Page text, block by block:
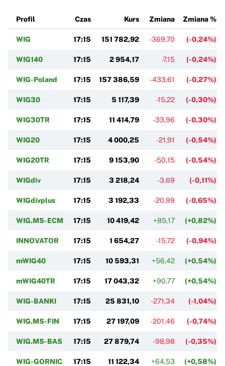
Profil Czas Kurs Zmiana Zmiana %
WIG 17:15 151 782,92 -369,70 (-0,24%)
WIG140 17:15 2 954,17 -7,15 (-0,24%)
WIG-Poland 17:15 157 386,59 -433,61 (-0,27%)
WIG30 17:15 5 117,39 -15,22 (-0,30%)
WIG30TR 17:15 11 414,79 -33,96 (-0,30%)
WIG20 17:15 4 000,25 -21,91 (-0,54%)
WIG20TR 17:15 9 153,90 -50,15 (-0,54%)
WIGdiv 17:15 3 218,24 -3,69 (-0,11%)
WIGdivplus 17:15 3 192,33 -20,99 (-0,65%)
WIG.MS-ECM 17:15 10 419,42 +85,17 (+0,82%)
INNOVATOR 17:15 1 654,27 -15,72 (-0,94%)
mWIG40 17:15 10 593,31 +56,42 (+0,54%)
mWIG40TR 17:15 17 043,32 +90,77 (+0,54%)
WIG-BANKI 17:15 25 831,10 -271,34 (-1,04%)
WIG.MS-FIN 17:15 27 197,09 -201,46 (-0,74%)
WIG.MS-BAS 17:15 27 879,74 -98,98 (-0,35%)
WIG-GORNIC 17:15 11 122,34 +64,53 (+0,58%)